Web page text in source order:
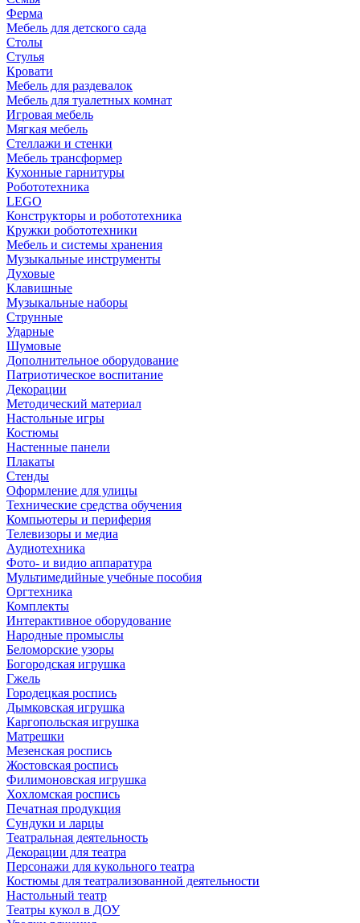
Ферма
Мебель для детского сада
Столы
Cтулья
Кровати
Мебель для раздевалок
Мебель для туалетных комнат
Игровая мебель
Мягкая мебель
Стеллажи и стенки
Мебель трансформер
Кухонные гарнитуры
Робототехника
LEGO
Конструкторы и робототехника
Кружки робототехники
Мебель и системы хранения
Музыкальные инструменты
Духовые
Клавишные
Музыкальные наборы
Струнные
Ударные
Шумовые
Дополнительное оборудование
Патриотическое воспитание
Декорации
Методический материал
Настольные игры
Костюмы
Настенные панели
Плакаты
Стенды
Оформление для улицы
Технические средства обучения
Компьютеры и периферия
Телевизоры и медиа
Аудиотехника
Фото- и видио аппаратура
Мультимедийные учебные пособия
Оргтехника
Комплекты
Интерактивное оборудование
Народные промыслы
Беломорские узоры
Богородская игрушка
Гжель
Городецкая роспись
Дымковская игрушка
Каргопольская игрушка
Матрешки
Мезенская роспись
Жостовская роспись
Филимоновская игрушка
Хохломская роспись
Печатная продукция
Сундуки и ларцы
Театральная деятельность
Декорации для театра
Персонажи для кукольного театра
Костюмы для театрализованной деятельности
Настольный театр
Театры кукол в ДОУ